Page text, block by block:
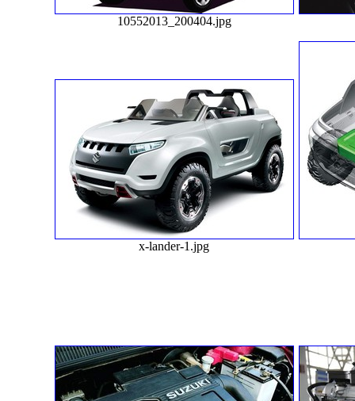
10552013_200404.jpg
x-lander-1.jpg